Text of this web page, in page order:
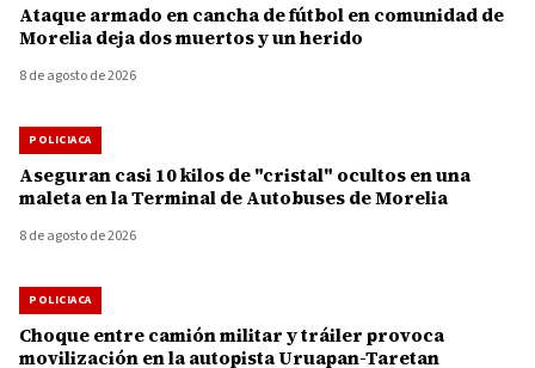
Ataque armado en cancha de fútbol en comunidad de
Morelia deja dos muertos y un herido
8 de agosto de 2026
POLICIACA
Aseguran casi 10 kilos de "cristal" ocultos en una
maleta en la Terminal de Autobuses de Morelia
8 de agosto de 2026
POLICIACA
Choque entre camión militar y tráiler provoca
movilización en la autopista Uruapan-Taretan